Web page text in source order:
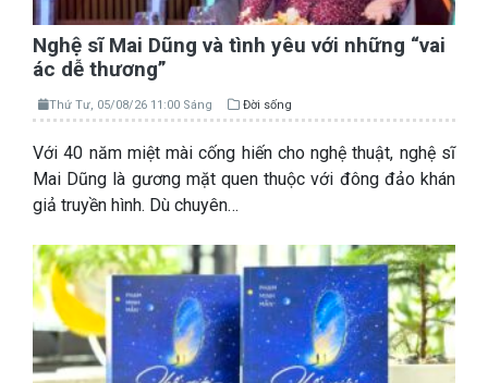
Nghệ sĩ Mai Dũng và tình yêu với những “vai
ác dễ thương”
Thứ Tư, 05/08/26 11:00 Sáng Đời sống
Với 40 năm miệt mài cống hiến cho nghệ thuật, nghệ sĩ
Mai Dũng là gương mặt quen thuộc với đông đảo khán
giả truyền hình. Dù chuyên…